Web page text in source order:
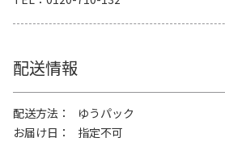
配送情報
配送方法
ゆうパック
お届け日
指定不可